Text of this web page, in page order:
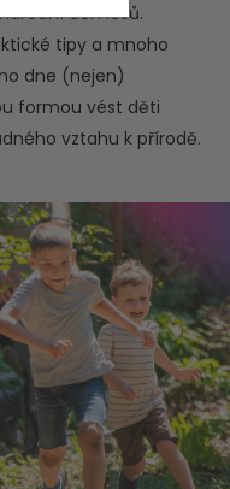
den lesů.
tipy a mnoho
dne (nejen)
formou vést děti
vztahu k přírodě.